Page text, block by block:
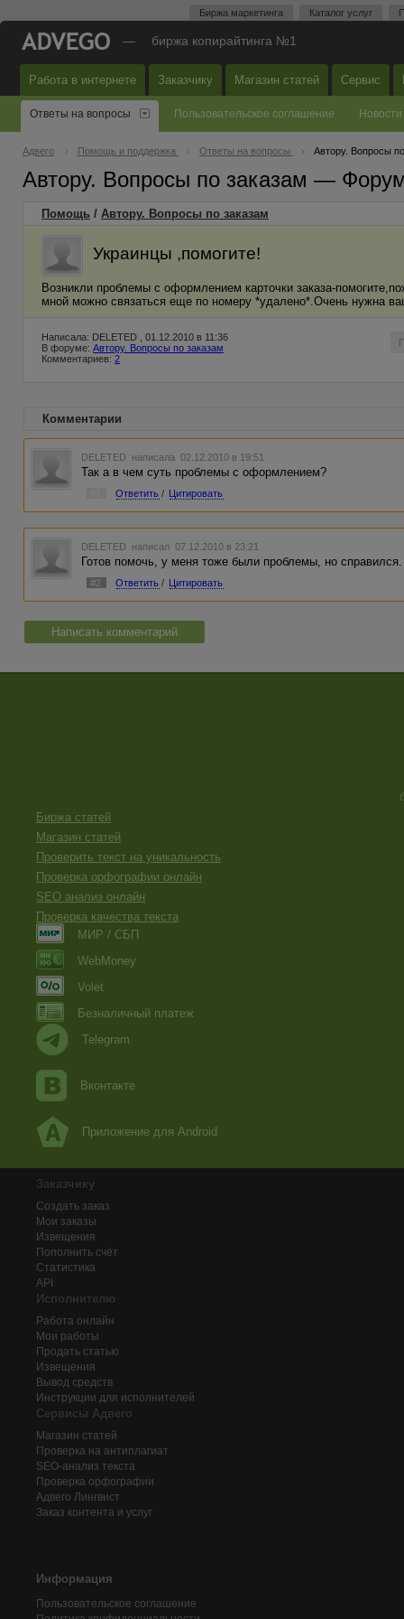
Биржа маркетинга Каталог услуг
— биржа копирайтинга №1
Работа в интернете Заказчику Магазин статей Сервис
Ответы на вопросы Пользовательское соглашение Новости
Адвего Помощь и поддержка Ответы на вопросы Автору. Вопросы
Автору. Вопросы по заказам —
Помощь / Автору. Вопросы по заказам
Украинцы ,помогите!
Возникли проблемы с оформлением карточки заказа-
мной можно связаться еще по номеру *удалено*.Очень нужна
Написала: DELETED , 01.12.2010 в 11:36
В форуме: Автору. Вопросы по заказам
Комментариев: 2
Комментарии
DELETED написала 02.12.2010 в 19:51
Так а в чем суть проблемы с оформлением?
Ответить / Цитировать
DELETED написал 07.12.2010 в 23:21
Готов помочь, у меня тоже были проблемы, но
#2 Ответить / Цитировать
Написать комментарий
Биржа статей
Магазин статей
Проверить текст на уникальность
Проверка орфографии онлайн
SEO анализ онлайн
Проверка качества текста
МИР / СБП
WebMoney
Volet
Безналичный платеж
Telegram
Вконтакте
Приложение для Android
Заказчику
Создать заказ
Мои заказы
Извещения
Пополнить счёт
Статистика
API
Исполнителю
Работа онлайн
Мои работы
Продать статью
Извещения
Вывод средств
Инструкции для исполнителей
Сервисы Адвего
Магазин статей
Проверка на антиплагиат
SEO-анализ текста
Проверка орфографии
Адвего Лингвист
Заказ контента и услуг
Информация
Пользовательское соглашение